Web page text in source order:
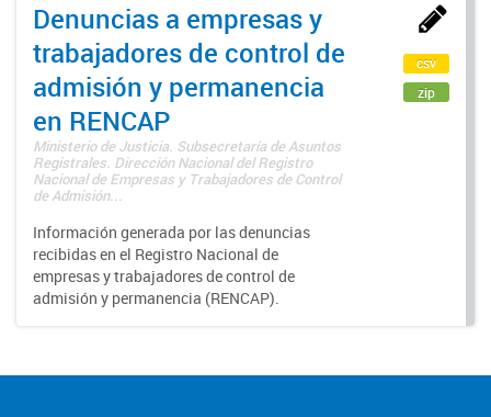
Denuncias a empresas y
trabajadores de control de
admisión y permanencia
en RENCAP
Ministerio de Justicia. Subsecretaría de Asuntos
Registrales. Dirección Nacional del Registro
Nacional de Empresas y Trabajadores de Control
de Admisión...
Información generada por las denuncias
recibidas en el Registro Nacional de
empresas y trabajadores de control de
admisión y permanencia (RENCAP).
csv
zip